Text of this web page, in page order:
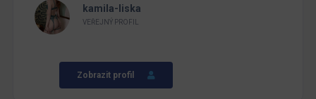
kamila-liska
VEŘEJNÝ PROFIL
Zobrazit profil